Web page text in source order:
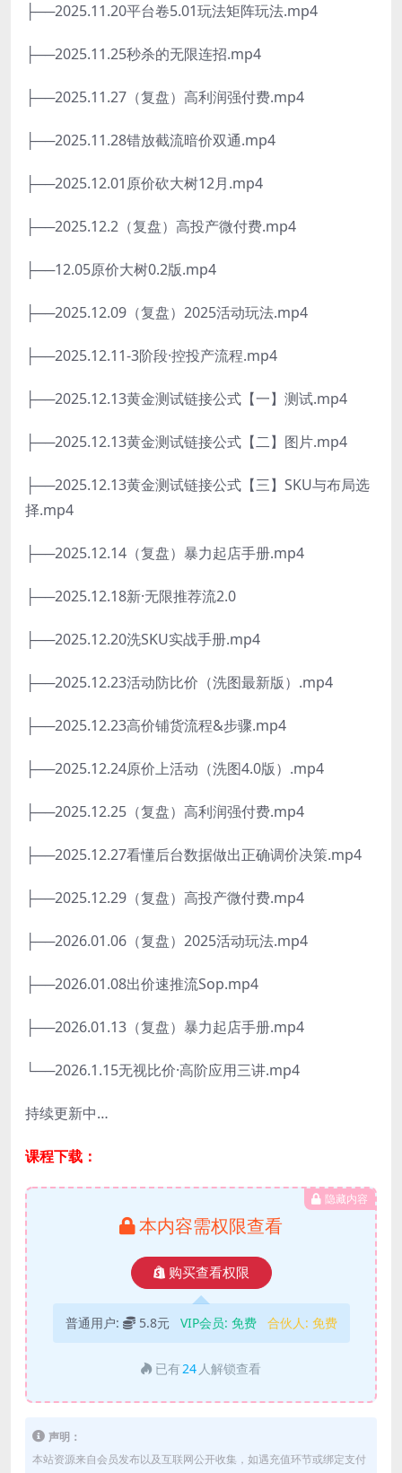
├──2025.11.20平台卷5.01玩法矩阵玩法.mp4
├──2025.11.25秒杀的无限连招.mp4
├──2025.11.27（复盘）高利润强付费.mp4
├──2025.11.28错放截流暗价双通.mp4
├──2025.12.01原价砍大树12月.mp4
├──2025.12.2（复盘）高投产微付费.mp4
├──12.05原价大树0.2版.mp4
├──2025.12.09（复盘）2025活动玩法.mp4
├──2025.12.11-3阶段·控投产流程.mp4
├──2025.12.13黄金测试链接公式【一】测试.mp4
├──2025.12.13黄金测试链接公式【二】图片.mp4
├──2025.12.13黄金测试链接公式【三】SKU与布局选
择.mp4
├──2025.12.14（复盘）暴力起店手册.mp4
├──2025.12.18新·无限推荐流2.0
├──2025.12.20洗SKU实战手册.mp4
├──2025.12.23活动防比价（洗图最新版）.mp4
├──2025.12.23高价铺货流程&步骤.mp4
├──2025.12.24原价上活动（洗图4.0版）.mp4
├──2025.12.25（复盘）高利润强付费.mp4
├──2025.12.27看懂后台数据做出正确调价决策.mp4
├──2025.12.29（复盘）高投产微付费.mp4
├──2026.01.06（复盘）2025活动玩法.mp4
├──2026.01.08出价速推流Sop.mp4
├──2026.01.13（复盘）暴力起店手册.mp4
└──2026.1.15无视比价·高阶应用三讲.mp4
持续更新中…
课程下载：
隐藏内容
本内容需权限查看
购买查看权限
普通用户: 5.8元 VIP会员: 免费 合伙人: 免费
已有24 人解锁查看
声明：
本站资源来自会员发布以及互联网公开收集，如遇充值环节或绑定支付